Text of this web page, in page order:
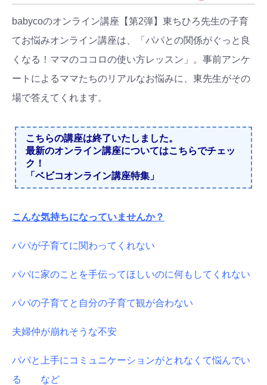
babycoのオンライン講座【第2弾】東ちひろ先生の子育
てお悩みオンライン講座は、「パパとの関係がぐっと良
くなる！ママのココロの使い方レッスン」。事前アンケ
ートによるママたちのリアルなお悩みに、東先生がその
場で答えてくれます。
こちらの講座は終了いたしました。
最新のオンライン講座についてはこちらでチェッ
ク！
「ベビコオンライン講座特集」
こんな気持ちになっていませんか？
パパが子育てに関わってくれない
パパに家のことを手伝ってほしいのに何もしてくれない
パパの子育てと自分の子育て観が合わない
夫婦仲が崩れそうな不安
パパと上手にコミュニケーションがとれなくて悩んでい
る など